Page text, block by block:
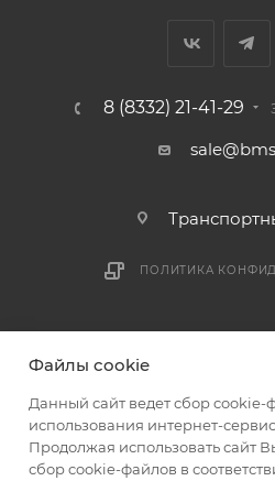
8 (8332) 21-41-29
ПОЛИТИКА
Файлы cookie
Данный сайт ведет сбор cookie-
использования интернет-
Продолжая использовать сайт
сбор cookie-файлов в